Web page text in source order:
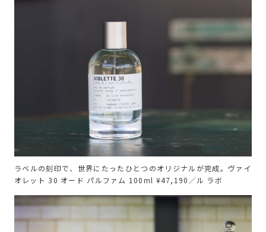
ラベルの刻印で、世界にたったひとつのオリジナルが完成。ヴァイ
オレット 30 オード パルファム 100ml ¥47,190／ル ラボ